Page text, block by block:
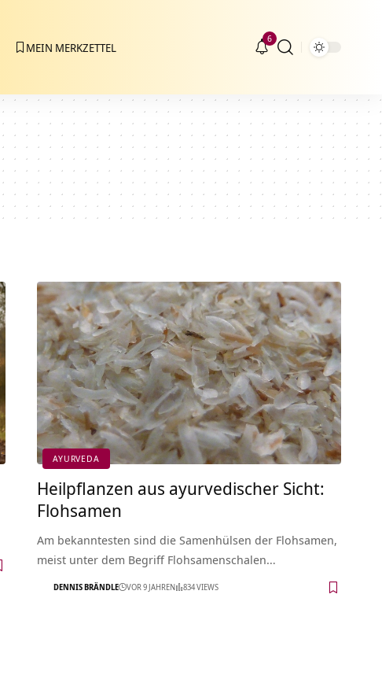
MEIN MERKZETTEL
6
AYURVEDA
Heilpflanzen aus ayurvedischer Sicht:
Flohsamen
Am bekanntesten sind die Samenhülsen der Flohsamen,
meist unter dem Begriff Flohsamenschalen…
DENNIS BRÄNDLE VOR 9 JAHREN 834 VIEWS